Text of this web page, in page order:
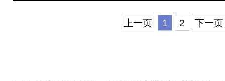
上一页 1 2 下一页